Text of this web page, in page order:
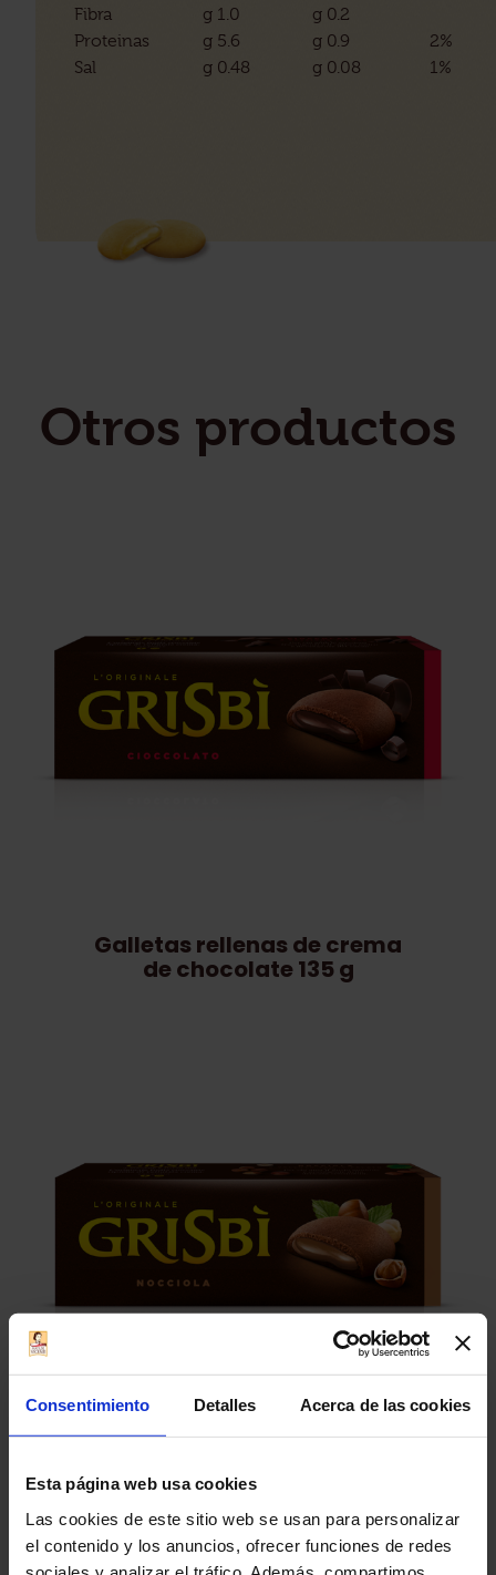
Consentimiento Detalles Acerca de las cookies
Esta página web usa cookies
Las cookies de este sitio web se usan para personalizar
el contenido y los anuncios, ofrecer funciones de redes
Fibra
g 1.0
g 0.2
Proteinas
g 5.6 g 0.9
2%
Sal
g 0.48 g 0.08 1%
Otros productos
Galletas rellenas de crema
de chocolate 135 g
Galletas rellenas de crema
de avellanas 135 g